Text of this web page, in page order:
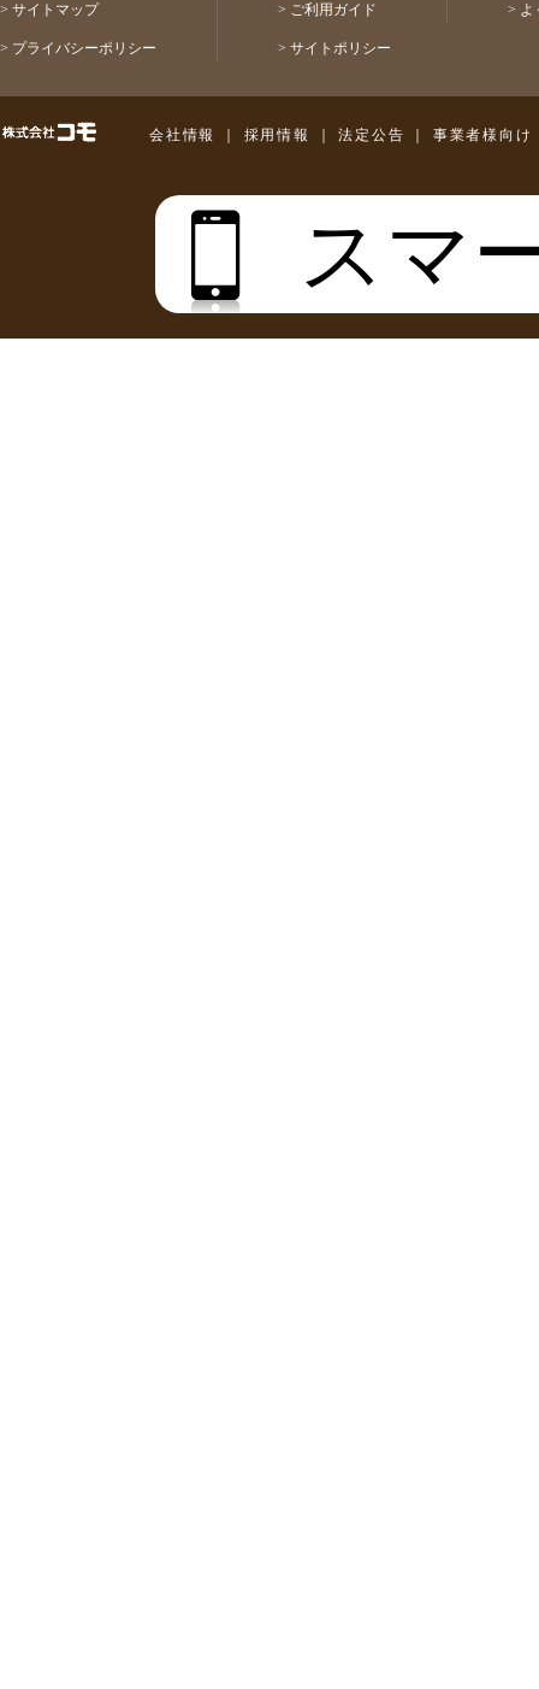
> サイトマップ
> プライバシーポリシー
> ご利用ガイド
> サイトポリシー
> よ
株式会社コモ
会社情報 採用情報 ｜法定公告 事業者様向け
スマ